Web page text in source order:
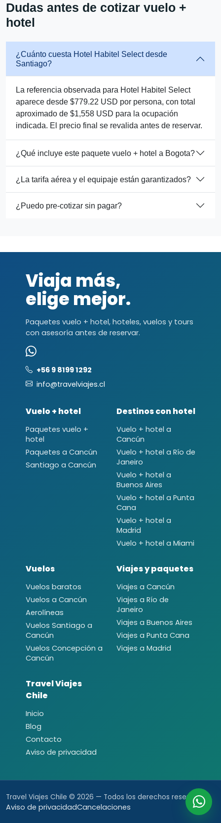
Dudas antes de cotizar vuelo +
hotel
¿Cuánto cuesta Hotel Habitel Select desde
Santiago?
La referencia observada para Hotel Habitel Select
aparece desde $779.22 USD por persona, con total
aproximado de $1,558 USD para la ocupación
indicada. El precio final se revalida antes de reservar.
¿Qué incluye este paquete vuelo + hotel a Bogota?
¿La tarifa aérea y el equipaje están garantizados?
¿Puedo pre-cotizar sin pagar?
Viaja más,
elige mejor.
Paquetes vuelo + hotel, hoteles, vuelos y tours
con asesoría antes de reservar.
+56 9 8199 1292
info@travelviajes.cl
Vuelo + hotel
Paquetes vuelo +
hotel
Paquetes a Cancún
Santiago a Cancún
Destinos con hotel
Vuelo + hotel a
Cancún
Vuelo + hotel a Río de
Janeiro
Vuelo + hotel a
Buenos Aires
Vuelo + hotel a Punta
Cana
Vuelo + hotel a
Madrid
Vuelo + hotel a Miami
Vuelos
Vuelos baratos
Vuelos a Cancún
Aerolíneas
Vuelos Santiago a
Cancún
Vuelos Concepción a
Cancún
Viajes y paquetes
Viajes a Cancún
Viajes a Río de
Janeiro
Viajes a Buenos Aires
Viajes a Punta Cana
Viajes a Madrid
Travel Viajes
Chile
Inicio
Blog
Contacto
Aviso de privacidad
Travel Viajes Chile © 2026 — Todos los derechos reservados.
Aviso de privacidadCancelaciones